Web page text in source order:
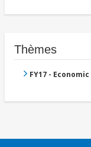
Thèmes
FY17 -